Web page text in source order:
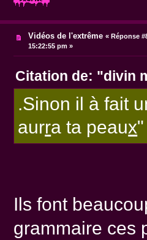
Vidéos de l'extrême « Réponse
15:22:55 pm »
Citation de: "divin
.Sinon il à fait
aurra ta peaux
Ils font
grammaire ces